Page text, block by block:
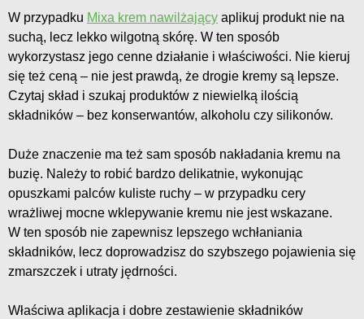
W przypadku Mixa krem nawilżający aplikuj produkt nie na
suchą, lecz lekko wilgotną skórę. W ten sposób
wykorzystasz jego cenne działanie i właściwości. Nie kieruj
się też ceną – nie jest prawdą, że drogie kremy są lepsze.
Czytaj skład i szukaj produktów z niewielką ilością
składników – bez konserwantów, alkoholu czy silikonów.
Duże znaczenie ma też sam sposób nakładania kremu na
buzię. Należy to robić bardzo delikatnie, wykonując
opuszkami palców kuliste ruchy – w przypadku cery
wrażliwej mocne wklepywanie kremu nie jest wskazane.
W ten sposób nie zapewnisz lepszego wchłaniania
składników, lecz doprowadzisz do szybszego pojawienia się
zmarszczek i utraty jędrności.
Właściwa aplikacja i dobre zestawienie składników